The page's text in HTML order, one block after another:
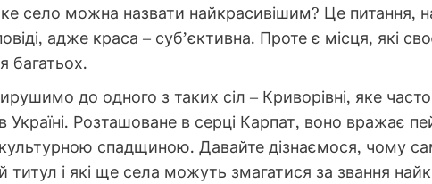
село можна назвати найкрасивішим? Це питання,
адже краса – суб’єктивна. Проте є місця, які
багатьох.
до одного з таких сіл – Криворівні, яке
Україні. Розташоване в серці Карпат, воно вражає
культурною спадщиною. Давайте дізнаємося, чому
титул і які ще села можуть змагатися за звання